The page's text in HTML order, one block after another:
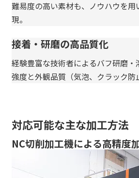
難易度の高い素材も、ノウハウを用
現。
接着・研磨の高品質化
経験豊富な技術者によるバフ研磨・
強度と外観品質（気泡、クラック防
対応可能な主な加工方法
NC切削加工機による高精度